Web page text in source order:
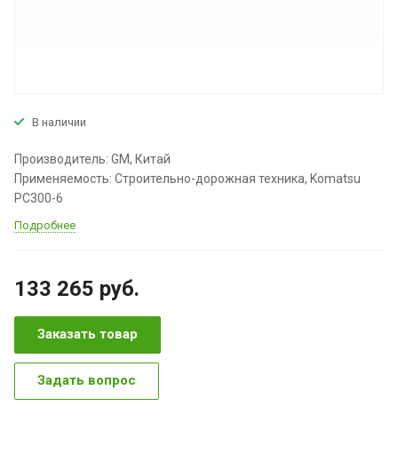
В наличии
Производитель: GM, Китай
Применяемость: Строительно-дорожная техника, Komatsu
PC300-6
Подробнее
133 265 руб.
Заказать товар
Задать вопрос